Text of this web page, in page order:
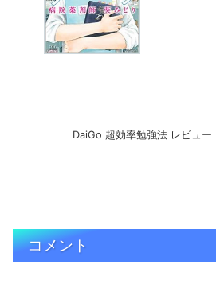
DaiGo 超効率勉強法 レビュー
コメント